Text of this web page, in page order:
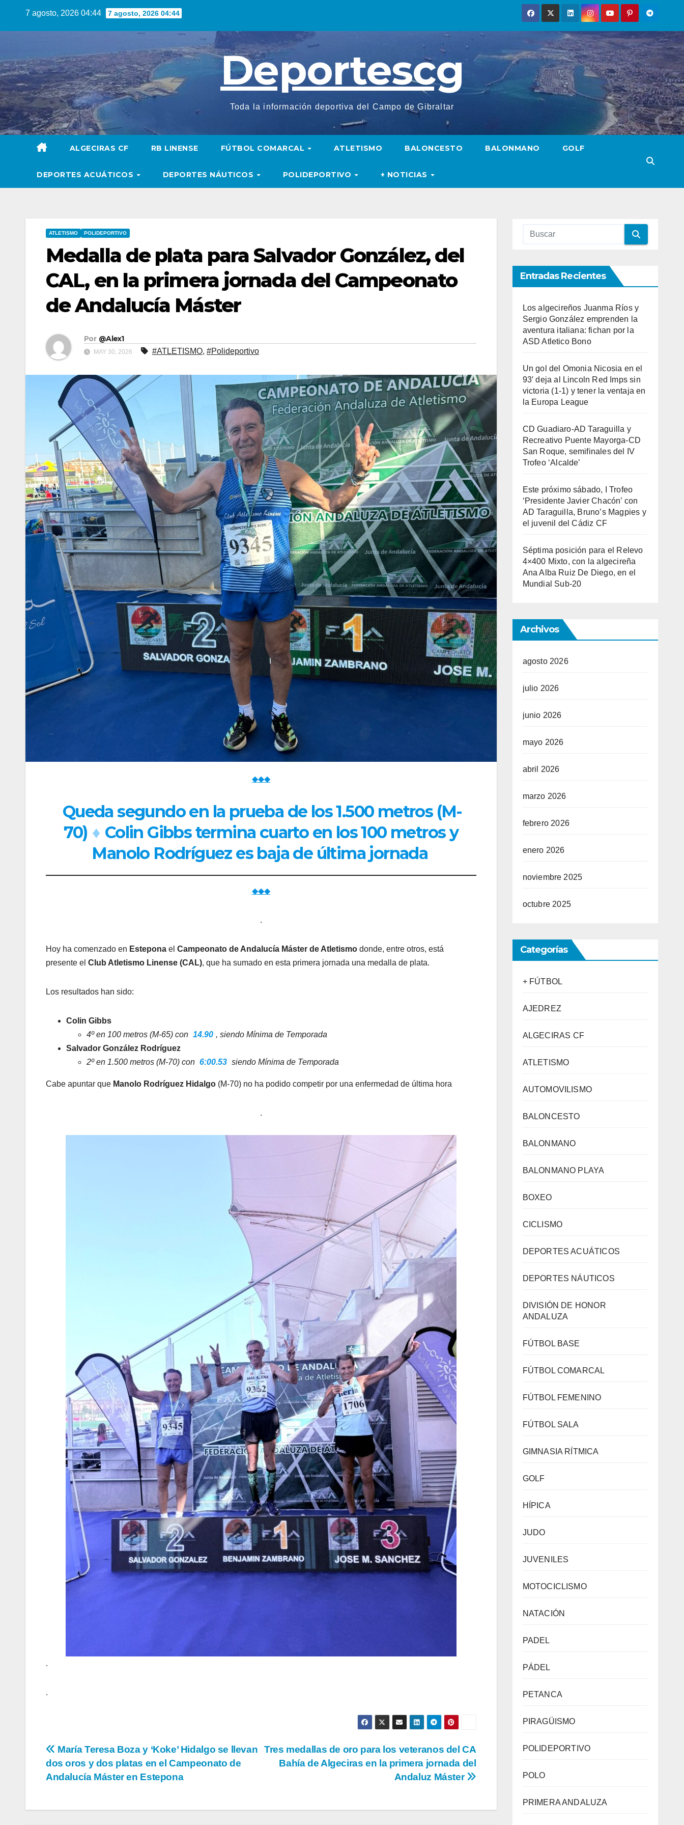
7 agosto, 2026 04:44 7 agosto, 2026 04:44
Deportescg
Toda la información deportiva del Campo de Gibraltar
ALGECIRAS CF RB LINENSE FÚTBOL COMARCAL ATLETISMO BALONCESTO BALONMANO GOLF
DEPORTES ACUÁTICOS DEPORTES NÁUTICOS POLIDEPORTIVO + NOTICIAS
ATLETISMO POLIDEPORTIVO
Medalla de plata para Salvador González, del
CAL, en la primera jornada del Campeonato
de Andalucía Máster
Por @Alex1
MAY 30, 2026 #ATLETISMO, #Polideportivo
◆◆◆
Queda segundo en la prueba de los 1.500 metros (M-
70) ♦ Colin Gibbs termina cuarto en los 100 metros y
Manolo Rodríguez es baja de última jornada
◆◆◆
.
Hoy ha comenzado en Estepona el Campeonato de Andalucía Máster de Atletismo donde, entre otros, está
presente el Club Atletismo Linense (CAL), que ha sumado en esta primera jornada una medalla de plata.
Los resultados han sido:
Colin Gibbs
4º en 100 metros (M-65) con 14.90 , siendo Mínima de Temporada
Salvador González Rodríguez
2º en 1.500 metros (M-70) con 6:00.53 siendo Mínima de Temporada
Cabe apuntar que Manolo Rodríguez Hidalgo (M-70) no ha podido competir por una enfermedad de última hora
.
.
.
Navegación
de
Tres medallas de oro para los veteranos del CA
Bahía de Algeciras en la primera jornada del
Andaluz Máster
María Teresa Boza y ‘Koke’ Hidalgo se llevan
dos oros y dos platas en el Campeonato de
Andalucía Máster en Estepona
Entradas Recientes
Los algecireños Juanma Ríos y
Sergio González emprenden la
aventura italiana: fichan por la
ASD Atletico Bono
Un gol del Omonia Nicosia en el
93′ deja al Lincoln Red Imps sin
victoria (1-1) y tener la ventaja en
la Europa League
CD Guadiaro-AD Taraguilla y
Recreativo Puente Mayorga-CD
San Roque, semifinales del IV
Trofeo ‘Alcalde’
Este próximo sábado, I Trofeo
‘Presidente Javier Chacón’ con
AD Taraguilla, Bruno’s Magpies y
el juvenil del Cádiz CF
Séptima posición para el Relevo
4×400 Mixto, con la algecireña
Ana Alba Ruiz De Diego, en el
Mundial Sub-20
Archivos
agosto 2026
julio 2026
junio 2026
mayo 2026
abril 2026
marzo 2026
febrero 2026
enero 2026
noviembre 2025
octubre 2025
Categorías
+ FÚTBOL
AJEDREZ
ALGECIRAS CF
ATLETISMO
AUTOMOVILISMO
BALONCESTO
BALONMANO
BALONMANO PLAYA
BOXEO
CICLISMO
DEPORTES ACUÁTICOS
DEPORTES NÁUTICOS
DIVISIÓN DE HONOR
ANDALUZA
FÚTBOL BASE
FÚTBOL COMARCAL
FÚTBOL FEMENINO
FÚTBOL SALA
GIMNASIA RÍTMICA
GOLF
HÍPICA
JUDO
JUVENILES
MOTOCICLISMO
NATACIÓN
PADEL
PÁDEL
PETANCA
PIRAGÜISMO
POLIDEPORTIVO
POLO
PRIMERA ANDALUZA